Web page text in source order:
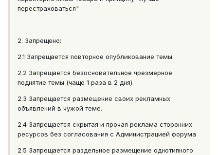
перестраховаться"
2. Запрещено:
2.1 Запрещается повторное опубликование темы.
2.2 Запрещается безосновательное чрезмерное
поднятие темы (чаще 1 раза в 2 дня).
2.3 Запрещается размещение своих рекламных
объявлений в чужой теме.
2.4 Запрещается скрытая и прочая реклама сторонних
ресурсов без согласования с Администрацией форума
2.5 Запрещается раздельное размещение однотипного